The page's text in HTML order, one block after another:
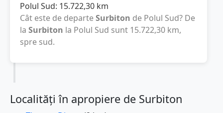
Polul Sud: 15.722,30 km
Cât este de departeSurbiton de Polul Sud? De
la Surbiton la Polul Sud sunt 15.722,30 km,
spre sud.
Localități în apropiere de Surbiton